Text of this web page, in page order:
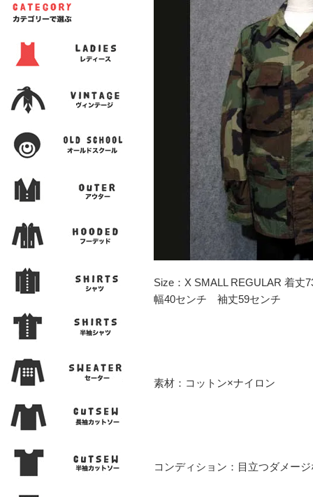
Size：X SMALL REGULAR 着
幅40センチ 袖丈59センチ
素材：コットン×ナイロン
コンディション：目立つダメー